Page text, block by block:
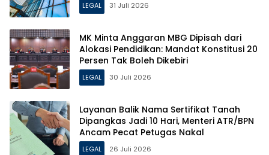
LEGAL 31 Juli 2026
MK Minta Anggaran MBG Dipisah dari
Alokasi Pendidikan: Mandat Konstitusi 20
Persen Tak Boleh Dikebiri
LEGAL 30 Juli 2026
Layanan Balik Nama Sertifikat Tanah
Dipangkas Jadi 10 Hari, Menteri ATR/BPN
Ancam Pecat Petugas Nakal
LEGAL 26 Juli 2026